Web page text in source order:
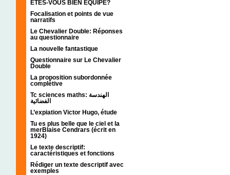
ÊTES-VOUS BIEN ÉQUIPÉ?
Focalisation et points de vue
narratifs
Le Chevalier Double: Réponses
au questionnaire
La nouvelle fantastique
Questionnaire sur Le Chevalier
Double
La proposition subordonnée
complétive
Tc sciences maths: الهندسة
الفضائية
L’expiation Victor Hugo, étude
Tu es plus belle que le ciel et la
merBlaise Cendrars (écrit en
1924)
Le texte descriptif:
caractéristiques et fonctions
Rédiger un texte descriptif avec
exemples